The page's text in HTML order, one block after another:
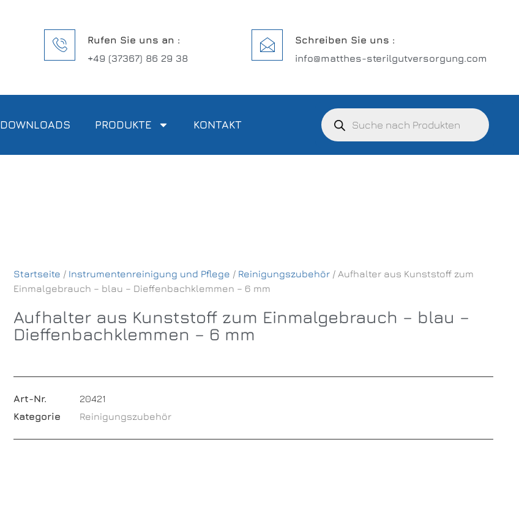
Rufen Sie uns an :
+49 (37367) 86 29 38
Schreiben Sie uns :
info@matthes-sterilgutversorgung.com
DOWNLOADS PRODUKTE KONTAKT
Startseite / Instrumentenreinigung und Pflege / Reinigungszubehör/ Aufhalter aus Kunststoff zum
Einmalgebrauch – blau – Dieffenbachklemmen – 6 mm
Aufhalter aus Kunststoff zum Einmalgebrauch – blau –
Dieffenbachklemmen – 6 mm
Art-Nr.
20421
Kategorie
Reinigungszubehör